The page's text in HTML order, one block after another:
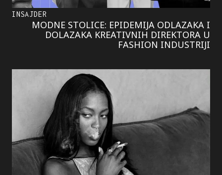
INSAJDER
MODNE STOLICE: EPIDEMIJA ODLAZAKA I
DOLAZAKA KREATIVNIH DIREKTORA U
FASHION INDUSTRIJI